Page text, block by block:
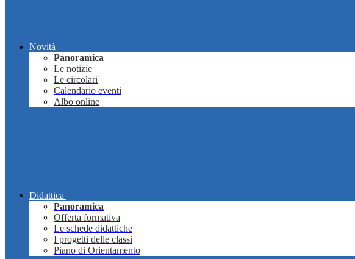
Novità
Panoramica
Le notizie
Le circolari
Calendario eventi
Albo online
Didattica
Panoramica
Offerta formativa
Le schede didattiche
I progetti delle classi
Piano di Orientamento